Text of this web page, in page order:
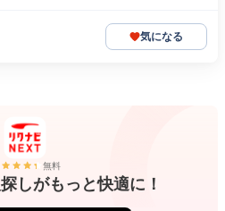
気になる
無料
しがもっと快適に！